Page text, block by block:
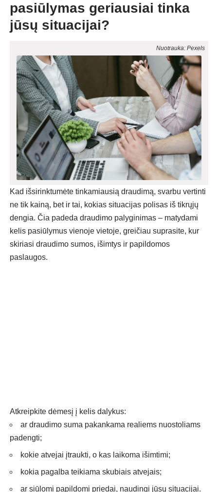
pasiūlymas geriausiai tinka
jūsų situacijai?
Nuotrauka: Pexels
Kad išsirinktumėte tinkamiausią draudimą, svarbu vertinti
ne tik kainą, bet ir tai, kokias situacijas polisas iš tikrųjų
dengia. Čia padeda draudimo palyginimas – matydami
kelis pasiūlymus vienoje vietoje, greičiau suprasite, kur
skiriasi draudimo sumos, išimtys ir papildomos
paslaugos.
Atkreipkite dėmesį į kelis dalykus:
ar draudimo suma pakankama realiems nuostoliams
padengti;
kokie atvejai įtraukti, o kas laikoma išimtimi;
kokia pagalba teikiama skubiais atvejais;
ar siūlomi papildomi priedai, naudingi jūsų situacijai.